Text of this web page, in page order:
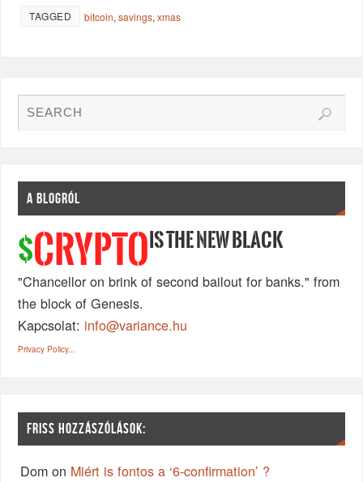
TAGGED bitcoin,savings,xmas
A BLOGRÓL
$CRYPTO IS THE NEW BLACK
"Chancellor on brink of second bailout for banks." from
the block of Genesis.
Kapcsolat: info@variance.hu
Privacy Policy...
FRISS HOZZÁSZÓLÁSOK:
Dom on Miért is fontos a ‘6-confirmation’ ?